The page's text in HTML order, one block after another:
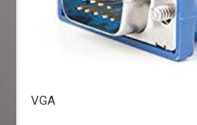
VGA